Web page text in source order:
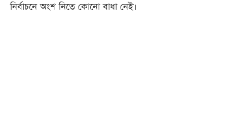
নির্বাচনে অংশ নিতে কোনো বাধা নেই।